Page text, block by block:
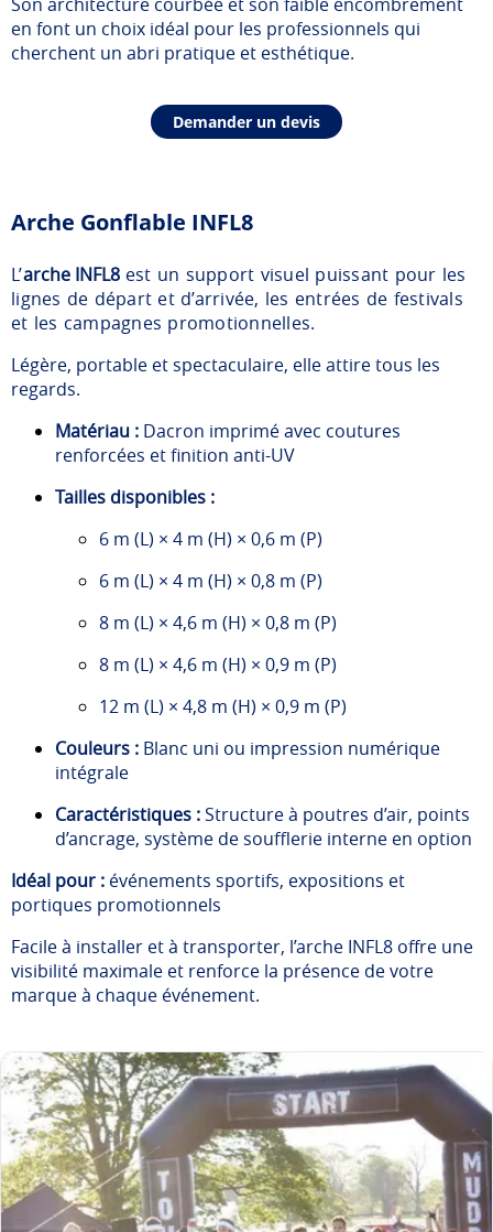
en font un choix idéal pour les professionnels qui
cherchent un abri pratique et esthétique.
Demander un devis
Arche Gonflable INFL8
L’arche INFL8est un support visuel puissant pour les
lignes de départ et d’arrivée, les entrées de festivals
et les campagnes promotionnelles.
Légère, portable et spectaculaire, elle attire tous les
regards.
Matériau : Dacron imprimé avec coutures
renforcées et finition anti-UV
Tailles disponibles :
6 m (L) × 4 m (H) × 0,6 m (P)
6 m (L) × 4 m (H) × 0,8 m (P)
8 m (L) × 4,6 m (H) × 0,8 m (P)
8 m (L) × 4,6 m (H) × 0,9 m (P)
12 m (L) × 4,8 m (H) × 0,9 m (P)
Couleurs : Blanc uni ou impression numérique
intégrale
Caractéristiques :Structure à poutres d’air, points
d’ancrage, système de soufflerie interne en option
Idéal pour : événements sportifs, expositions et
portiques promotionnels
Facile à installer et à transporter, l’arche INFL8 offre une
visibilité maximale et renforce la présence de votre
marque à chaque événement.